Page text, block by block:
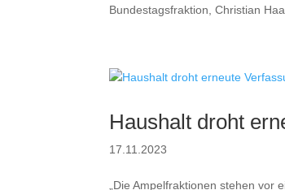
Bundestagsfraktion, Christian
Haushalt droht
17.11.2023
„Die Ampelfraktionen stehen